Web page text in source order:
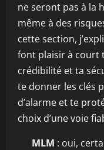
ne seront pas à la
même à des
cette section,
font plaisir à court
crédibilité et ta
te donner les clés
d’alarme et te
choix d’une voie
MLM : oui,